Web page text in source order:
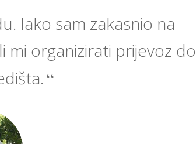
Iako sam zakasnio na
mi organizirati prijevoz do